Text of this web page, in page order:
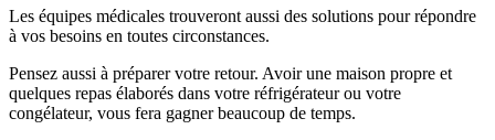
Les équipes médicales trouveront aussi des solutions pour répondre
à vos besoins en toutes circonstances.
Pensez aussi à préparer votre retour. Avoir une maison propre et
quelques repas élaborés dans votre réfrigérateur ou votre
congélateur, vous fera gagner beaucoup de temps.